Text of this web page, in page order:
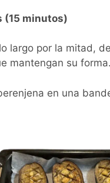
(15 minutos)
largo por la mitad,
mantengan su forma.
en una